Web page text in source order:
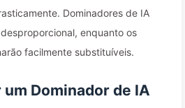
Dominadores de IA
enquanto os
facilmente substituíveis.
um Dominador de IA